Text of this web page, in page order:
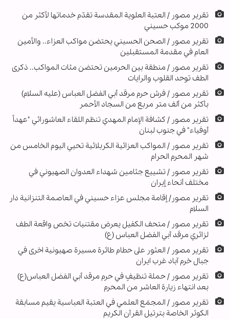
تقرير مصور / العتبة العلوية المقدسة تقدّم خدماتها لأكثر من
2000 موكب حسيني
تقرير مصور / الصحن الحسيني يحتضن مواكب العزاء.. والأمين
العام في مقدمة المستقبلين
تقرير مصور / منطقة بين الحرمين تحتضن مئات المواكب.. ذكرى
الطف توحد القلوب والرايات
تقرير مصور / فرش حرم مرقد أبي الفضل العباس (عليه السلام)
بأكثر من ألف متر مربع من السجاد الأحمر
تقریر مصور / كشافة الإمام المهدي تنظم اللقاء العاشورائي "عهداً
أوفياء" في جنوب لبنان
تقرير مصور / المواكب العزائية الكربلائية تحيي اليوم الخامس من
شهر المحرم الحرام
تقرير مصور / تشييع جثامین شهداء العدوان الصهيوني في
مختلف أنحاء إيران
تقرير مصور/ إقامة مجلس عزاء حسيني في العاصمة التنزانية دار
السلام
تقرير مصور / متحف الكفيل يعرض مقتنيات تخص واقعة الطف
لزائري مرقد أبي الفضل العباس (ع)
تقرير مصور / العثور على حطام طائرة مسيرة صهيونية اخرى في
جبال خرم آباد غرب ايران
تقرير مصور / حملة تنظيفٍ في حرم مرقد أبي الفضل العباس(ع)
بعد انتهاء زيارة العاشر من المحرم
تقرير مصور / المجمَع العلمي في العتبة العباسية يقيم مسابقة
الكوثر الخاصة بترتيل القرآن الكريم